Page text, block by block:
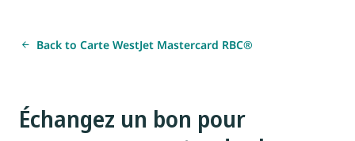
Back to Carte WestJet Mastercard RBC®
Échangez un bon pour